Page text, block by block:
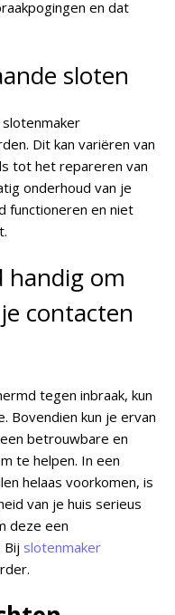
en dat
sloten
Dit kan variëren van
tot het repareren van
onderhoud van je
functioneren en niet
handig om
contacten
tegen inbraak, kun
Bovendien kun je ervan
betrouwbare en
te helpen. In een
helaas voorkomen, is
van je huis serieus
deze een
Bij slotenmaker